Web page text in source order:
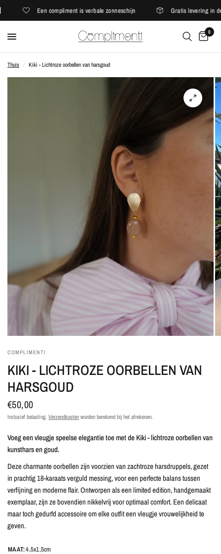
Een compliment is verbale zonneschijn Gratis levering in de
0
Thuis / Kiki - Lichtroze oorbellen van harsgoud
COMPLIMENTI
KIKI - LICHTROZE OORBELLEN VAN
HARSGOUD
€50,00
Inclusief belasting. Verzendkostenworden berekend bij het afrekenen.
Voeg een vleugje speelse elegantie toe met de Kiki - lichtroze oorbellen van
kunsthars en goud.
Deze charmante oorbellen zijn voorzien van zachtroze harsdruppels, gezet
in prachtig 18-karaats verguld messing, voor een perfecte balans tussen
verfijning en moderne flair. Ontworpen als een limited edition, handgemaakt
exemplaar, zijn ze bovendien nikkelvrij voor optimaal comfort. Een delicaat
maar toch gedurfd accessoire om elke outfit een vleugje vrouwelijkheid te
geven.
MAAT:4,5x1,5cm